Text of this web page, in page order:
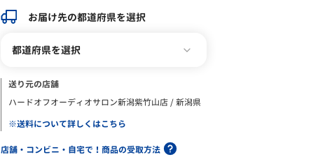
お届け先の都道府県を選択
都道府県を選択
送り元の店舗
ハードオフオーディオサロン新潟紫竹山店 / 新潟県
※送料について詳しくはこちら
店舗・コンビニ・自宅で！商品の受取方法